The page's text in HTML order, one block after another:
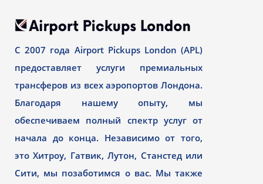
С 2007 года Airport Pickups London (APL)
предоставляет услуги премиальных
трансферов из всех аэропортов Лондона.
Благодаря нашему опыту, мы
обеспечиваем полный спектр услуг от
начала до конца. Независимо от того,
это Хитроу, Гатвик, Лутон, Станстед или
Сити, мы позаботимся о вас. Мы также